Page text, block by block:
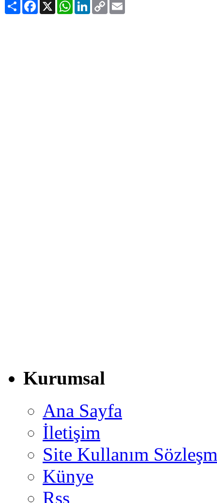
PaylaşFacebook
X WhatsAppLinkedIn
Copy
Link
Kurumsal
Ana Sayfa
İletişim
Site Kullanım
Künye
Rss